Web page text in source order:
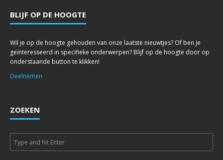
BLIJF OP DE HOOGTE
Wil je op de hoogte gehouden van onze laatste nieuwtjes? Of ben je
geïnteresseerd in specifieke onderwerpen? Blijf op de hoogte door op
onderstaande button te klikken!
Deelnemen
ZOEKEN